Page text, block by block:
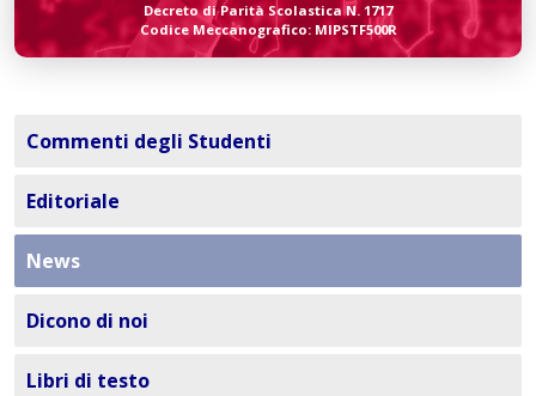
Decreto di Parità Scolastica N. 1717
Codice Meccanografico: MIPSTF500R
Commenti degli Studenti
Editoriale
News
Dicono di noi
Libri di testo